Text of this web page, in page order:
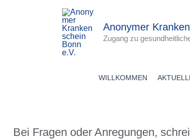
Anonymer
Zugang zu
WILLKOMMEN
Bei Fragen oder Anregungen,